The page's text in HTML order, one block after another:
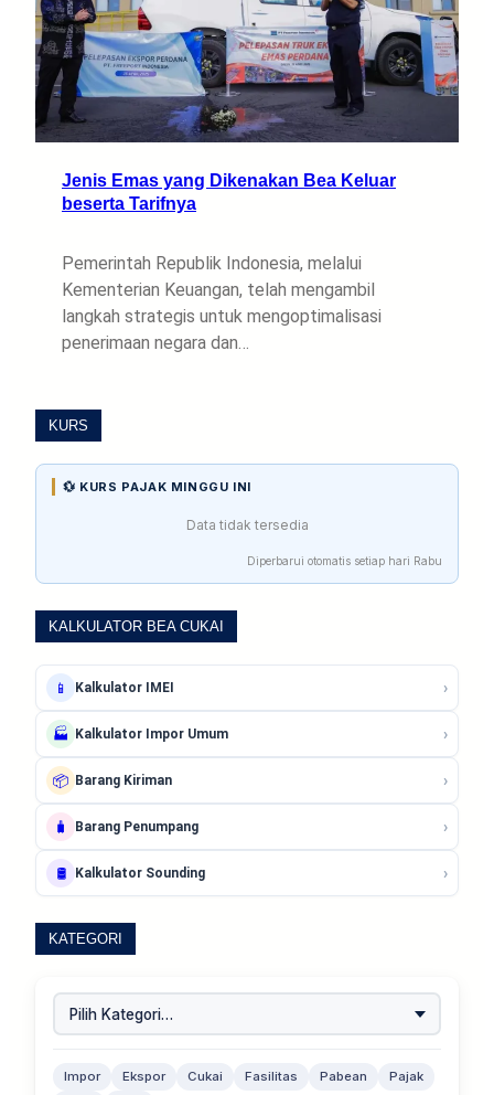
Jenis Emas yang Dikenakan Bea Keluar
beserta Tarifnya
Pemerintah Republik Indonesia, melalui
Kementerian Keuangan, telah mengambil
langkah strategis untuk mengoptimalisasi
penerimaan negara dan…
KURS
💱 KURS PAJAK MINGGU INI
Data tidak tersedia
Diperbarui otomatis setiap hari Rabu
KALKULATOR BEA CUKAI
📱 Kalkulator IMEI ›
🏭 Kalkulator Impor Umum ›
📦 Barang Kiriman ›
🧳 Barang Penumpang ›
🛢️ Kalkulator Sounding ›
KATEGORI
Impor Ekspor Cukai Fasilitas Pabean
Pajak